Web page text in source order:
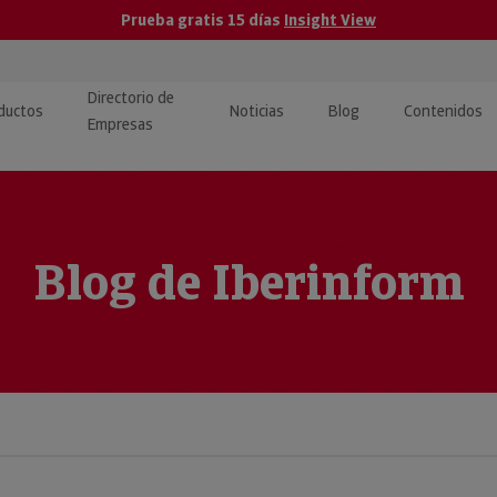
Prueba gratis 15 días Insight View
· Integración de Datos para
Directorio de
Empresas
Noticias Blog Contenidos
Económico
Pública
Blog de Iberinform